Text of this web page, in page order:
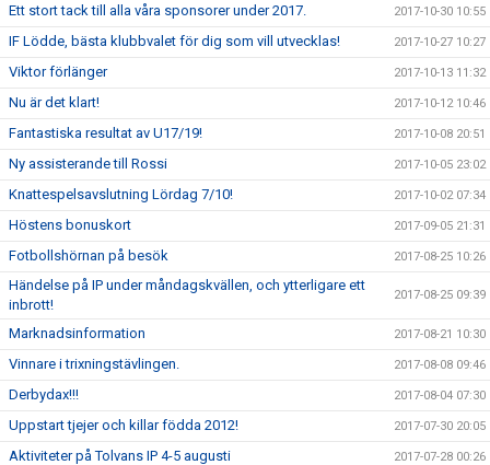
Ett stort tack till alla våra sponsorer under 2017. 2017-10-30 10:55
IF Lödde, bästa klubbvalet för dig som vill utvecklas! 2017-10-27 10:27
Viktor förlänger 2017-10-13 11:32
Nu är det klart! 2017-10-12 10:46
Fantastiska resultat av U17/19! 2017-10-08 20:51
Ny assisterande till Rossi 2017-10-05 23:02
Knattespelsavslutning Lördag 7/10! 2017-10-02 07:34
Höstens bonuskort 2017-09-05 21:31
Fotbollshörnan på besök 2017-08-25 10:26
Händelse på IP under måndagskvällen, och ytterligare ett
inbrott!
2017-08-25 09:39
Marknadsinformation 2017-08-21 10:30
Vinnare i trixningstävlingen. 2017-08-08 09:46
Derbydax!!! 2017-08-04 07:30
Uppstart tjejer och killar födda 2012! 2017-07-30 20:05
Aktiviteter på Tolvans IP 4-5 augusti 2017-07-28 00:26